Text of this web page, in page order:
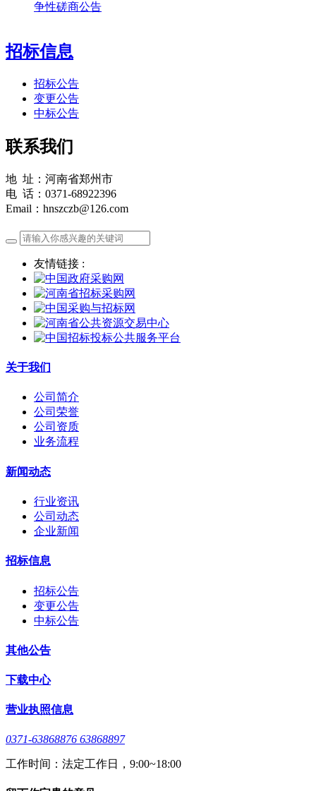
争性磋商公告
招标信息
招标公告
变更公告
中标公告
联系我们
地 址：河南省郑州市
电 话：0371-68922396
Email：hnszczb@126.com
友情链接 :
关于我们
公司简介
公司荣誉
公司资质
业务流程
新闻动态
行业资讯
公司动态
企业新闻
招标信息
招标公告
变更公告
中标公告
其他公告
下载中心
营业执照信息
0371-63868876 63868897
工作时间：法定工作日，9:00~18:00